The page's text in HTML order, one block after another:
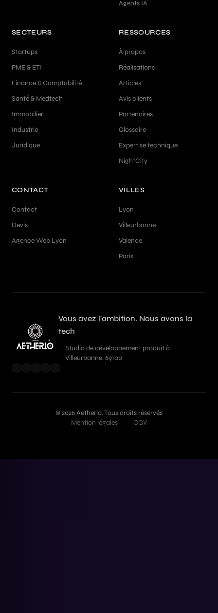
Agents IA
SECTEURS
Startups
PME & ETI
Finance & Comptabilité
Santé & Medtech
Immobilier
Industrie
Juridique
RESSOURCES
À propos
Réalisations
Articles
Avis clients
Partenaires
Glossaire
Expertise technique
NightCity
CONTACT
Contact
Devis
Agence Web Lyon
VILLES
Lyon
Villeurbanne
Valence
Paris
Vous avez l'ambition. Nous avons la
tech
Studio de développement produit à
Villeurbanne, 69100
© 2026 Aetherio. Tous droits réservés
Mention légales
CGV